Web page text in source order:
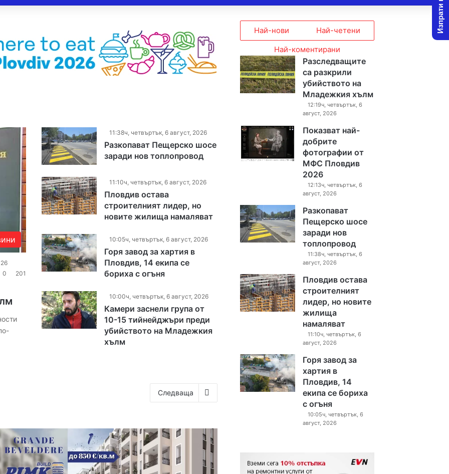
0
201
11:38ч, четвъртък, 6 август, 2026
Разкопават Пещерско шосе
заради нов топлопровод
11:10ч, четвъртък, 6 август, 2026
Пловдив остава
строителният лидер, но
новите жилища намаляват
10:05ч, четвъртък, 6 август, 2026
Горя завод за хартия в
Пловдив, 14 екипа се
бориха с огъня
10:00ч, четвъртък, 6 август, 2026
Камери заснели група от
10-15 тийнейджъри преди
убийството на Младежкия
хълм
Следваща
Най-нови
Най-четени
Най-коментирани
Разследващите
са разкрили
убийството на
Младежкия хълм
12:19ч, четвъртък, 6
август, 2026
Показват най-
добрите
фотографии от
МФС Пловдив
2026
12:13ч, четвъртък, 6
август, 2026
Разкопават
Пещерско шосе
заради нов
топлопровод
11:38ч, четвъртък, 6
август, 2026
Пловдив остава
строителният
лидер, но новите
жилища
намаляват
11:10ч, четвъртък, 6
август, 2026
Горя завод за
хартия в
Пловдив, 14
екипа се бориха
с огъня
10:05ч, четвъртък, 6
август, 2026